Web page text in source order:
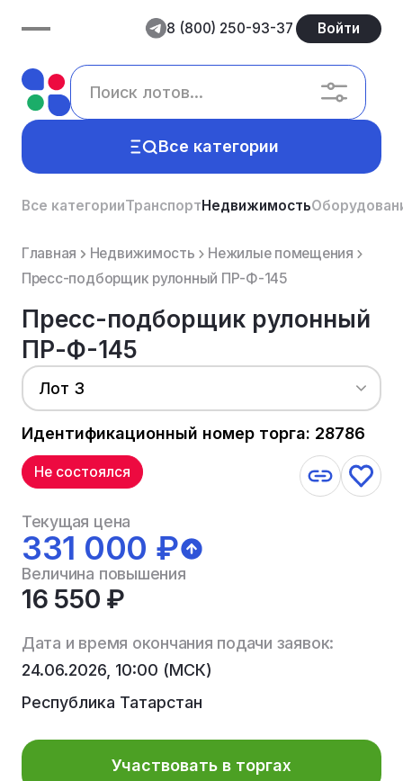
8 (800) 250-93-37 Войти
Все категории
Все категорииТранспортНедвижимость
Главная Недвижимость
Нежилые помещения
Пресс-подборщик рулонный ПР-Ф-145
Пресс-подборщик рулонный
ПР-Ф-145
Лот 3
Идентификационный номер торга: 28786
Не состоялся
Текущая цена
331 000 ₽
Величина повышения
16 550 ₽
Дата и время окончания подачи заявок:
24.06.2026, 10:00 (МСК)
Республика Татарстан
Участвовать в торгах